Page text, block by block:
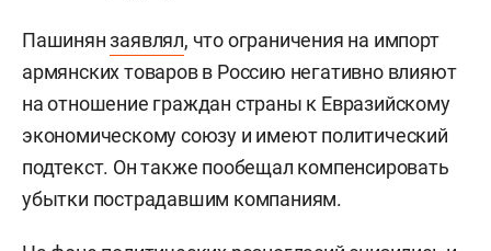
Пашинянзаявлял, что ограничения на импорт
армянских товаров в Россию негативно влияют
на отношение граждан страны к Евразийскому
экономическому союзу и имеют политический
подтекст. Он также пообещал компенсировать
убытки пострадавшим компаниям.